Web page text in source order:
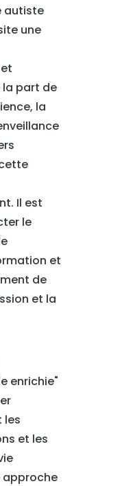
autiste
une
part de
la
Il est
le
et
de
et la
enrichie"
les
et les